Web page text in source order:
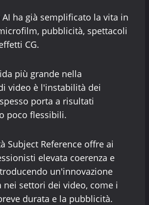
ha già semplificato la vita in
pubblicità, spettacoli
CG.
più grande nella
video è l'instabilità dei
porta a risultati
poco flessibili.
Subject Reference offre ai
elevata coerenza e
un'innovazione
nei settori dei video, come i
durata e la pubblicità.